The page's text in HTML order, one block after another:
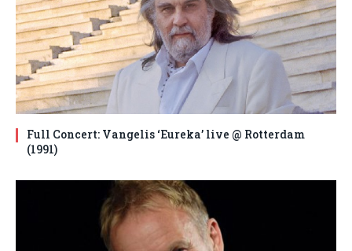
Full Concert: Vangelis ‘Eureka’ live @ Rotterdam
(1991)